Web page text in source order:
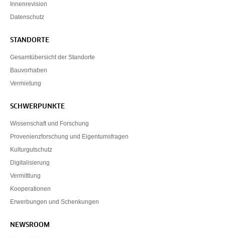
Innenrevision
Datenschutz
STANDORTE
Gesamtübersicht der Standorte
Bauvorhaben
Vermietung
SCHWERPUNKTE
Wissenschaft und Forschung
Provenienzforschung und Eigentumsfragen
Kulturgutschutz
Digitalisierung
Vermittlung
Kooperationen
Erwerbungen und Schenkungen
NEWSROOM